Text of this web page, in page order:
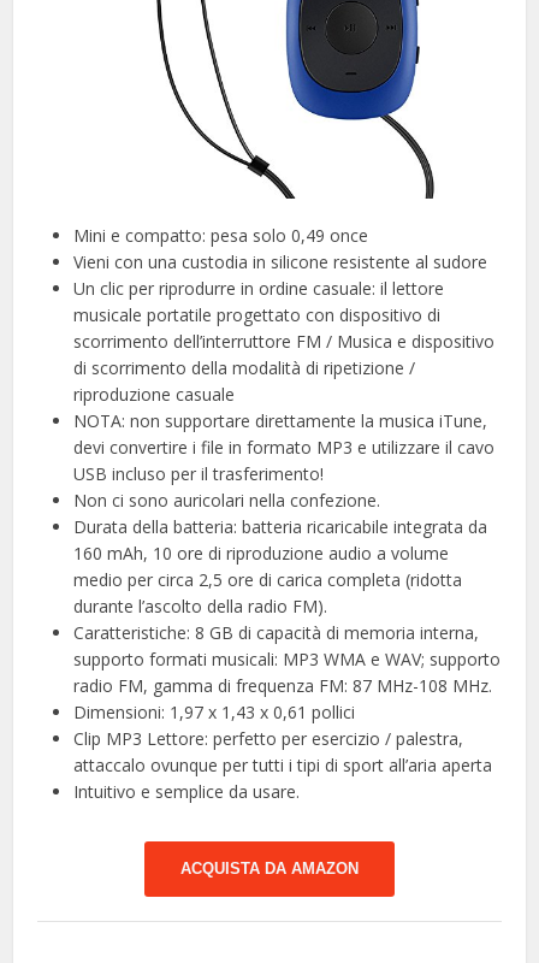
Mini e compatto: pesa solo 0,49 once
Vieni con una custodia in silicone resistente al sudore
Un clic per riprodurre in ordine casuale: il lettore
musicale portatile progettato con dispositivo di
scorrimento dell’interruttore FM / Musica e dispositivo
di scorrimento della modalità di ripetizione /
riproduzione casuale
NOTA: non supportare direttamente la musica iTune,
devi convertire i file in formato MP3 e utilizzare il cavo
USB incluso per il trasferimento!
Non ci sono auricolari nella confezione.
Durata della batteria: batteria ricaricabile integrata da
160 mAh, 10 ore di riproduzione audio a volume
medio per circa 2,5 ore di carica completa (ridotta
durante l’ascolto della radio FM).
Caratteristiche: 8 GB di capacità di memoria interna,
supporto formati musicali: MP3 WMA e WAV; supporto
radio FM, gamma di frequenza FM: 87 MHz-108 MHz.
Dimensioni: 1,97 x 1,43 x 0,61 pollici
Clip MP3 Lettore: perfetto per esercizio / palestra,
attaccalo ovunque per tutti i tipi di sport all’aria aperta
Intuitivo e semplice da usare.
ACQUISTA DA AMAZON